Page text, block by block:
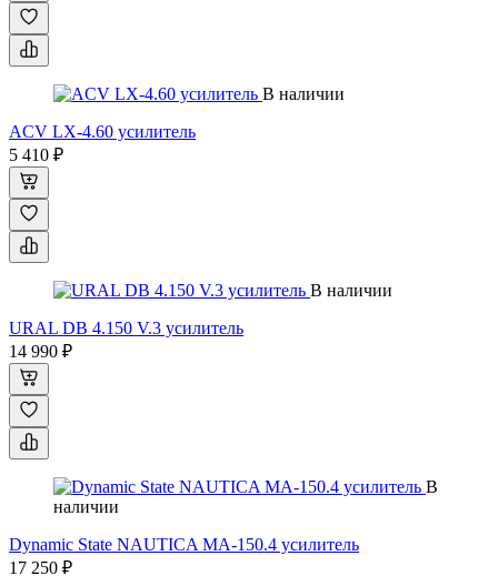
В наличии
ACV LX-4.60 усилитель
5 410 ₽
В наличии
URAL DB 4.150 V.3 усилитель
14 990 ₽
В
наличии
Dynamic State NAUTICA MA-150.4 усилитель
17 250 ₽